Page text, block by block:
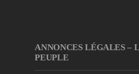
ANNONCES LÉGALES –
PEUPLE